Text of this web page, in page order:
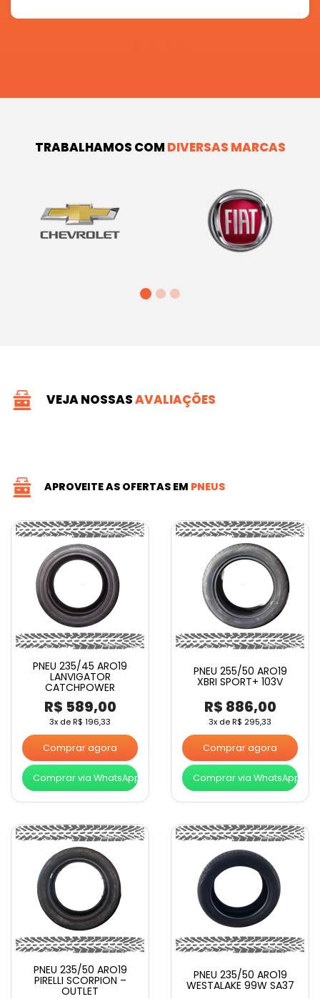
TRABALHAMOS COM DIVERSAS MARCAS
VEJA NOSSASAVALIAÇÕES
APROVEITE AS OFERTAS EM PNEUS
PNEU 235/45 ARO19
LANVIGATOR
CATCHPOWER
R$ 589,00
3x deR$ 196,33
Comprar agora
Comprar via WhatsApp
PNEU 255/50 ARO19
XBRI SPORT+ 103V
R$ 886,00
3x deR$ 295,33
Comprar agora
Comprar via WhatsApp
PNEU 235/50 ARO19
PIRELLI SCORPION –
OUTLET
PNEU 235/50 ARO19
WESTALAKE 99W SA37